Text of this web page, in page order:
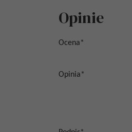
Opinie
Ocena*
Opinia*